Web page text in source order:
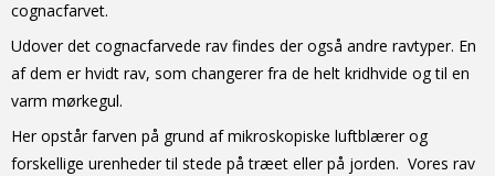
cognacfarvet.
Udover det cognacfarvede rav findes der også andre ravtyper. En
af dem er hvidt rav, som changerer fra de helt kridhvide og til en
varm mørkegul.
Her opstår farven på grund af mikroskopiske luftblærer og
forskellige urenheder til stede på træet eller på jorden. Vores rav